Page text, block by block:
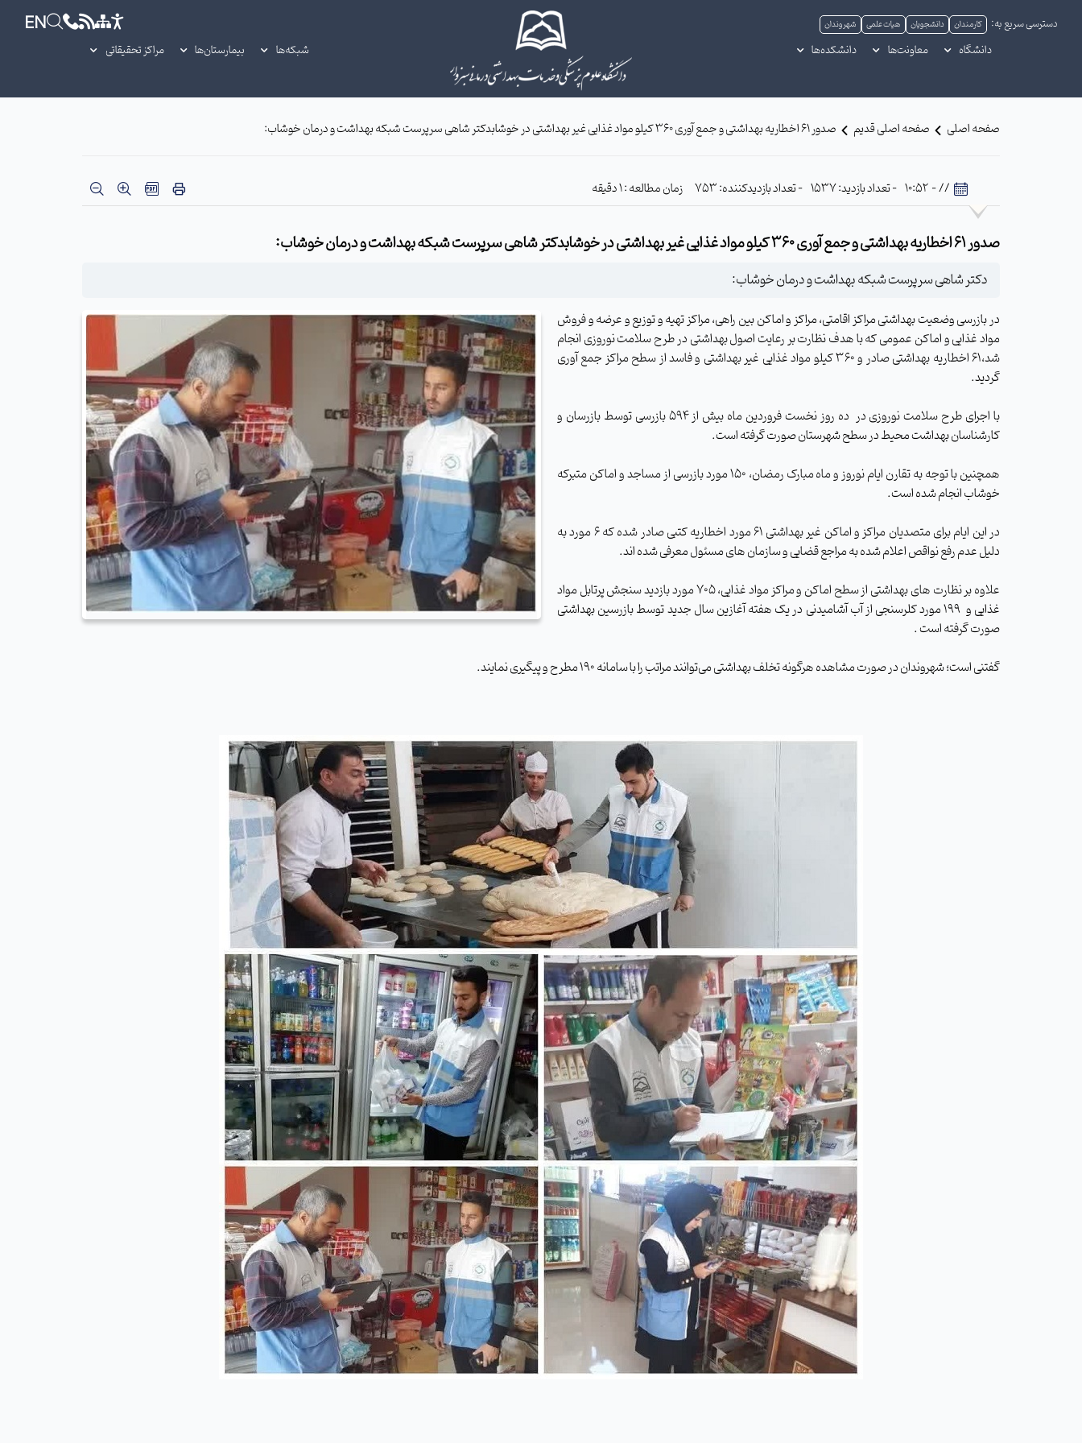
دسترسی سریع به: کارمندان دانشجویان هیات علمی شهروندان EN
دانشگاه معاونت‌ها دانشکده‌ها شبکه‌ها بیمارستان‌ها مراکز تحقیقاتی
صفحه اصلی صفحه اصلی قدیم صدور ۶۱ اخطاریه بهداشتی و جمع آوری ۳۶۰ کیلو مواد غذایی غیر بهداشتی در خوشابدکتر شاهی سرپرست شبکه بهداشت و درمان خوشاب:
// - 10:52 - تعداد بازدید: 1537 - تعداد بازدیدکننده: 753 زمان مطالعه : 1 دقیقه
صدور ۶۱ اخطاریه بهداشتی و جمع آوری ۳۶۰ کیلو مواد غذایی غیر بهداشتی در خوشابدکتر شاهی سرپرست شبکه بهداشت و درمان خوشاب:
دکتر شاهی سرپرست شبکه بهداشت و درمان خوشاب:
در بازرسی وضعیت بهداشتی مراکز اقامتی، مراکز و اماکن بین راهی، مراکز تهیه و توزیع و عرضه و فروش
مواد غذایی و اماکن عمومی که با هدف نظارت بر رعایت اصول بهداشتی در طرح سلامت نوروزی انجام
شد،۶۱ اخطاریه بهداشتی صادر و ۳۶۰ کیلو مواد غذایی غیر بهداشتی و فاسد از سطح مراکز جمع آوری
گردید.
با اجرای طرح سلامت نوروزی در ده روز نخست فروردین ماه بیش از ۵۹۴ بازرسی توسط بازرسان و
کارشناسان بهداشت محیط در سطح شهرستان صورت گرفته است.
همچنین با توجه به تقارن ایام نوروز و ماه مبارک رمضان، ۱۵۰ مورد بازرسی از مساجد و اماکن متبرکه
خوشاب انجام شده است.
در این ایام برای متصدیان مراکز و اماکن غیر بهداشتی ۶۱ مورد اخطاریه کتبی صادر شده که ۶ مورد به
دلیل عدم رفع نواقص اعلام شده به مراجع قضایی و سازمان های مسئول معرفی شده اند.
علاوه بر نظارت های بهداشتی از سطح اماکن و مراکز مواد غذایی، ۷۰۵ مورد بازدید سنجش پرتابل مواد
غذایی و ۱۹۹ مورد کلرسنجی از آب آشامیدنی در یک هفته آغازین سال جدید توسط بازرسین بهداشتی
صورت گرفته است .
گفتنی است؛ شهروندان در صورت مشاهده هرگونه تخلف بهداشتی می‌توانند مراتب را با سامانه ۱۹۰ مطرح و پیگیری نمایند.